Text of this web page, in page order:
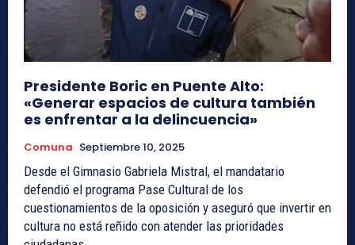
Presidente Boric en Puente Alto:
«Generar espacios de cultura también
es enfrentar a la delincuencia»
Comuna Septiembre 10, 2025
Desde el Gimnasio Gabriela Mistral, el mandatario
defendió el programa Pase Cultural de los
cuestionamientos de la oposición y aseguró que invertir en
cultura no está reñido con atender las prioridades